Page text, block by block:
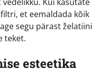
et eemaldada kõik
segu pärast želatiini
teket.
esteetika